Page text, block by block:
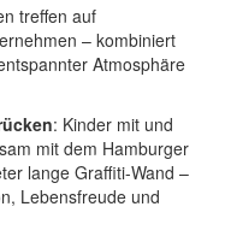
treffen auf
– kombiniert
Atmosphäre
: Kinder mit und
mit dem Hamburger
lange Graffiti-Wand –
Lebensfreude und